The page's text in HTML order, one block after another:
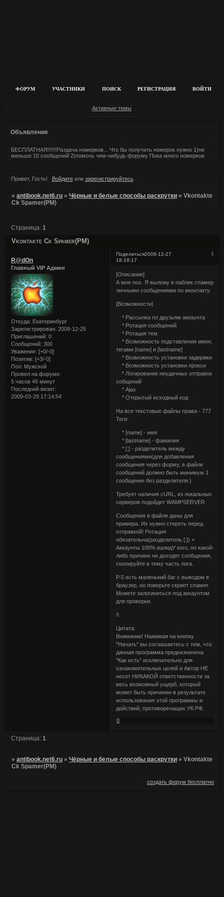
ФОРУМ УЧАСТНИКИ ПОИСК РЕГИСТРАЦИЯ ВОЙТИ
Активные темы
Объявление
БЕСПЛАТНАЯ!!!!!!Раздача номерков... Что бы получить номерок нужно 1)не
меньше 10 сообщений 2)помочь чем-нибудь форуму Пока много номерков
Привет, Гость! Войдитеили зарегистрируйтесь.
»antibook.net6.ru »Чёрные и белые способы раскрутки »Vkontakte
Ck Spamer(PM)
Vkontakte Ck Spamer(PM)
Страница:1
Поделиться 1
2008-12-27
18:18:17
R@dOn
Главный VIP Админ
Откуда: Екатеринбург
Зарегистрирован: 2008-12-25
Приглашений: 0
Сообщений: 300
Уважение: [+0/-0]
Позитив: [+3/-0]
Пол: Мужской
Провел на форуме:
5 часов 45 минут
Последний визит:
2009-03-29 17:14:54
[Описание]
А мне пох. Я выложу в паблик спамер
личными сообщениями по вконтакту.
[Возможности]
* Рассылка по друзьям аккаунта
* Ротация сообщений
* Ротация тем
* Возможность подставления имен,
тегами [name] и [lastname]
* Возможность установки задержки
* Возможность установки прокси
* Логирование неудачных отправок
собщений
* Ajax
* Открытый исходный код
На все текстовые файлы права - 777
Теги:
* [name] - имя
* [lastname] - фамилия
* [:] - разделитель между
сообщениями(для добавления
сообщения через форму, в файле
сообщений должно быть минимум 1
сообщение без разделителя.)
Требует наличия cURL, из локальных
серверов подойдет WAMPSERVER
Сообщения в файле даны для
примера. Их нужно стереть перед
отправкой! Ротация
обязательна(разделитель [:]) +
Аккаунты 100% валидУ кого, по какой-
либо причине не доходят сообщения,
скопируйте в тему часть лога.
P.S есть маленький баг с выводом в
браузер, но поверьте скрипт спамит.
Можете залогиниться под аккаунтом
для проверки.
/\
Цитата:
Внимание! Нажимая на кнопку
"Начать" вы соглашаетесь с тем, что:
данная программа предназначена
"Как есть" исключительно для
ознакомительных целей и Автор НЕ
несет НИКАКОЙ ответственности за
весь возможный ущерб, который
может быть причинен в результате
использования этой программы и
действий, противоречащих УК РФ.
0
Страница:1
»antibook.net6.ru »Чёрные и белые способы раскрутки »Vkontakte
Ck Spamer(PM)
создать форум бесплатно